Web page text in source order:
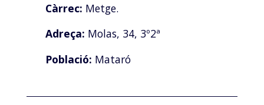
Càrrec: Metge.
Adreça: Molas, 34, 3º2ª
Població: Mataró